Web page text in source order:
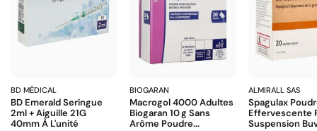
BD MÉDICAL
BD Emerald Seringue
2ml + Aiguille 21G
40mm À L'unité
BIOGARAN
Macrogol 4000 Adultes
Biogaran 10 G Sans
Arôme Poudre...
ALMIRALL SAS
Spagulax
Effervescente
Suspension